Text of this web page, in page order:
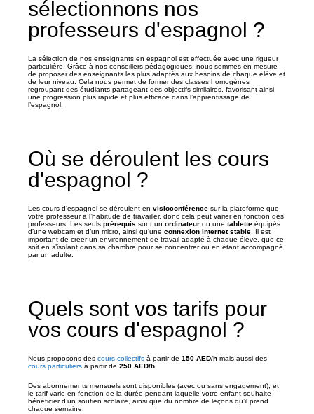
sélectionnons nos
professeurs d'espagnol ?
La sélection de nos enseignants en espagnol est effectuée avec une rigueur
particulière. Grâce à nos conseillers pédagogiques, nous sommes en mesure
de proposer des enseignants les plus adaptés aux besoins de chaque élève et
de leur niveau. Cela nous permet de former des classes homogènes
regroupant des étudiants partageant des objectifs similaires, favorisant ainsi
une progression plus rapide et plus efficace dans l’apprentissage de
l’espagnol.
Où se déroulent les cours
d'espagnol ?
Les cours d’espagnol se déroulent en visioconférence sur la plateforme que
votre professeur a l’habitude de travailler, donc cela peut varier en fonction des
professeurs. Les seuls prérequis sont un ordinateur ou une tablette équipés
d’une webcam et d’un micro, ainsi qu’une connexion internet stable. Il est
important de créer un environnement de travail adapté à chaque élève, que ce
soit en s’isolant dans sa chambre pour se concentrer ou en étant accompagné
par un adulte.
Quels sont vos tarifs pour
vos cours d'espagnol ?
Nous proposons des cours collectifs à partir de 150 AED/h mais aussi des
cours particuliers à partir de 250 AED/h.
Des abonnements mensuels sont disponibles (avec ou sans engagement), et
le tarif varie en fonction de la durée pendant laquelle votre enfant souhaite
bénéficier d’un soutien scolaire, ainsi que du nombre de leçons qu’il prend
chaque semaine.